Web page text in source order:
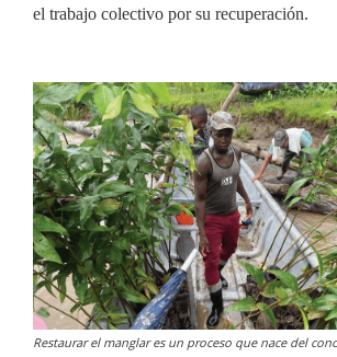
el trabajo colectivo por su recuperación.
Restaurar el manglar es un proceso que nace del